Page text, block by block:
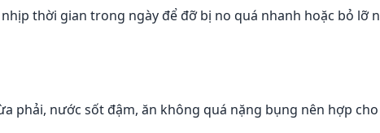
thời gian trong ngày để đỡ bị no quá nhanh hoặc bỏ lỡ
phải, nước sốt đậm, ăn không quá nặng bụng nên hợp